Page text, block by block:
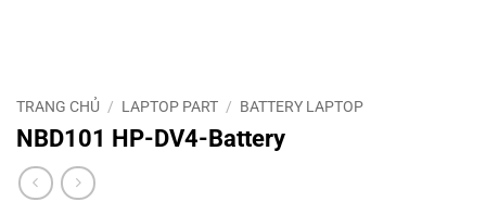
TRANG CHỦ / LAPTOP PART / BATTERY LAPTOP
NBD101 HP-DV4-Battery